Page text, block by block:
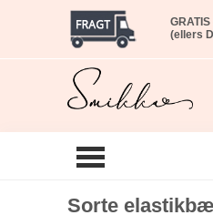
(ellers
Sorte